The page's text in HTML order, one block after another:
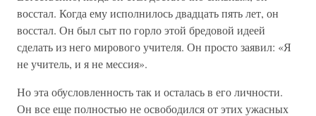
восстал. Когда ему исполнилось двадцать пять лет, он
восстал. Он был сыт по горло этой бредовой идеей
сделать из него мирового учителя. Он просто заявил: «Я
не учитель, и я не мессия».
Но эта обусловленность так и осталась в его личности.
Он все еще полностью не освободился от этих ужасных